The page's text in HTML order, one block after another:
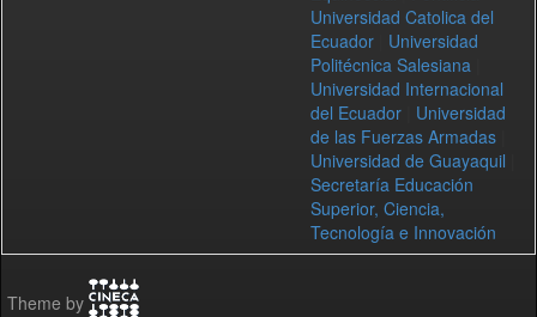
Universidad Catolica del
Ecuador
Universidad
Politécnica Salesiana
Universidad Internacional
del Ecuador
Universidad
de las Fuerzas Armadas
Universidad de Guayaquil
Secretaría Educación
Superior, Ciencia,
Tecnología e Innovación
Theme by